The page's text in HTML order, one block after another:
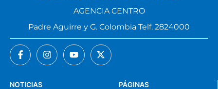
PÁGINAS
NOTICIAS
AGENCIA CENTRO
Padre Aguirre y G. Colombia Telf. 2824000